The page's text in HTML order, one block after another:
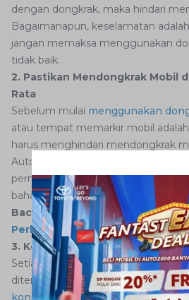
dengan dongkrak, maka hindari
Bagaimanapun, keselamatan
jangan memaksa menggunakan
tidak baik.
2. Pastikan Mendongkrak Mobil
Rata
Sebelum mulai menggunakan
atau tempat memarkir mobil
harus menghindari mendongkrak
AutoFamily di permukaan yang
permukaan tempat mobil parkir
bahaya seperti mobil jatuh.
Baca juga: Berikut Ini Fungsi
Perlu Diketahui
3. Kenali Titik Dongkrak Mobil
Setiap mobil memiliki titik
ditentukan oleh desain dan dimensi